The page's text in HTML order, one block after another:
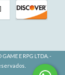
E RPG LTDA. -